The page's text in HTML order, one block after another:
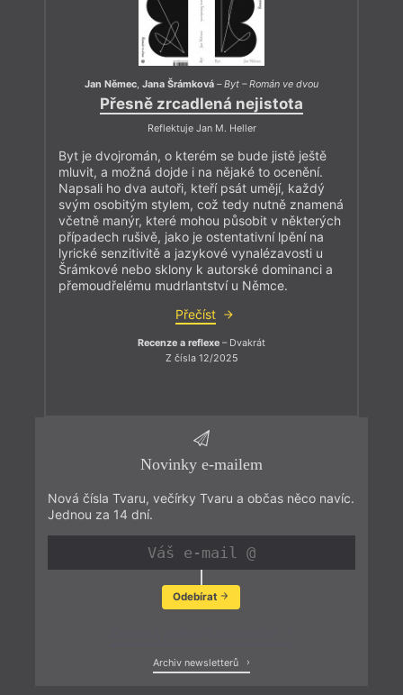
Jan Němec, Jana Šrámková –Byt – Román ve dvou
Přesně zrcadlená nejistota
Reflektuje Jan M. Heller
Byt je dvojromán, o kterém se bude jistě ještě
mluvit, a možná dojde i na nějaké to ocenění.
Napsali ho dva autoři, kteří psát umějí, každý
svým osobitým stylem, což tedy nutně znamená
včetně manýr, které mohou působit v některých
případech rušivě, jako je ostentativní lpění na
lyrické senzitivitě a jazykové vynalézavosti u
Šrámkové nebo sklony k autorské dominanci a
přemoudřelému mudrlantství u Němce.
Přečíst
Recenze a reflexe – Dvakrát
Z čísla 12/2025
Novinky e-mailem
Nová čísla Tvaru, večírky Tvaru a občas něco navíc.
Jednou za 14 dní.
Odebírat
Archiv newsletterů